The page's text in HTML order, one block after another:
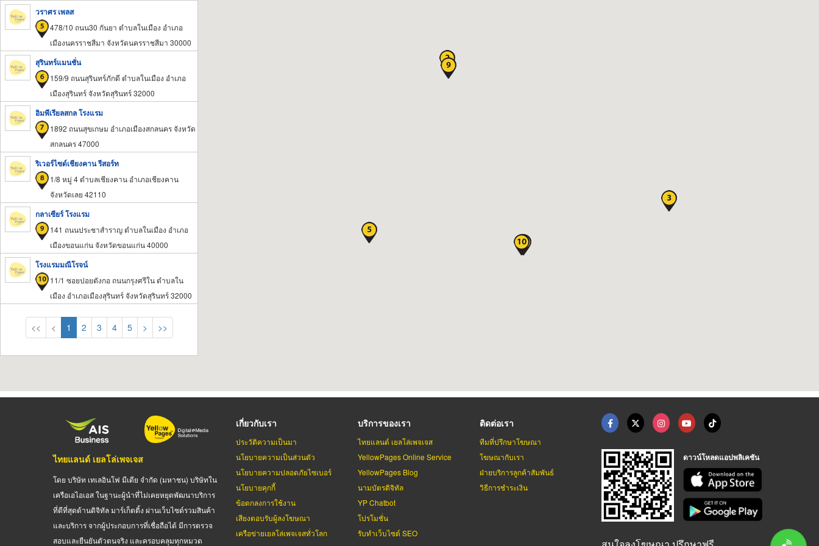
วราศร เพลส
478/10 ถนน30 กันยา ตำบลในเมือง อำเภอ
เมืองนครราชสีมา จังหวัดนครราชสีมา 30000
สุรินทร์แมนชั่น
159/9 ถนนสุรินทร์ภักดี ตำบลในเมือง อำเภอ
เมืองสุรินทร์ จังหวัดสุรินทร์ 32000
อิมพีเรียลสกล โรงแรม
1892 ถนนสุขเกษม อำเภอเมืองสกลนคร จังหวัด
สกลนคร 47000
ริเวอร์ไซด์เชียงคาน รีสอร์ท
1/8 หมู่ 4 ตำบลเชียงคาน อำเภอเชียงคาน
จังหวัดเลย 42110
กลาเซียร์ โรงแรม
141 ถนนประชาสำราญ ตำบลในเมือง อำเภอ
เมืองขอนแก่น จังหวัดขอนแก่น 40000
โรงแรมมณีโรจน์
11/1 ซอยปอยตังกอ ถนนกรุงศรีใน ตำบลใน
เมือง อำเภอเมืองสุรินทร์ จังหวัดสุรินทร์ 32000
<< < 1 2 3 4 5 > >>
ไทยแลนด์ เยลโล่เพจเจส
โดย บริษัท เทเลอินโฟ มีเดีย จำกัด (มหาชน) บริษัทใน
เครือเอไอเอส ในฐานะผู้นำที่ไม่เคยหยุดพัฒนาบริการ
ที่ดีที่สุดด้านดิจิทัล มาร์เก็ตติ้ง ผ่านเว็บไซต์รวมสินค้า
และบริการ จากผู้ประกอบการที่เชื่อถือได้ มีการตรวจ
สอบและยืนยันตัวตนจริง และครอบคลุมทุกหมวด
เกี่ยวกับเรา
ประวัติความเป็นมา
นโยบายความเป็นส่วนตัว
นโยบายความปลอดภัยไซเบอร์
นโยบายคุกกี้
ข้อตกลงการใช้งาน
เสียงตอบรับผู้ลงโฆษณา
เครือข่ายเยลโล่เพจเจสทั่วโลก
บริการของเรา
ไทยแลนด์ เยลโล่เพจเจส
YellowPages Online Service
YellowPages Blog
นามบัตรดิจิทัล
YP Chatbot
โปรโมชั่น
รับทำเว็บไซต์ SEO
ติดต่อเรา
ทีมที่ปรึกษาโฆษณา
โฆษณากับเรา
ฝ่ายบริการลูกค้าสัมพันธ์
วิธีการชำระเงิน
ดาวน์โหลดแอปพลิเคชัน